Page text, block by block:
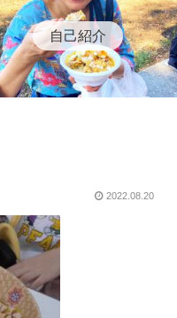
自己紹介
2022.08.20